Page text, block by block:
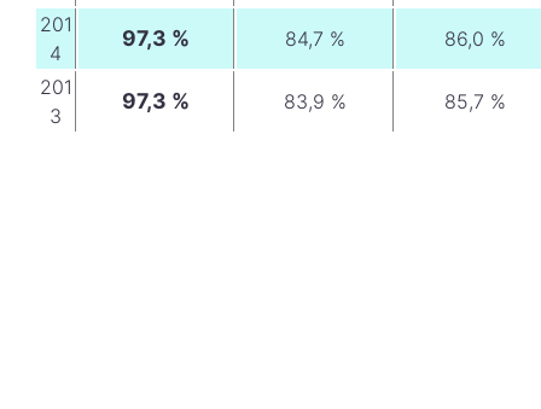
201
4
97,3 % 84,7 %
86,0 %
201
3
97,3 % 83,9 % 85,7 %